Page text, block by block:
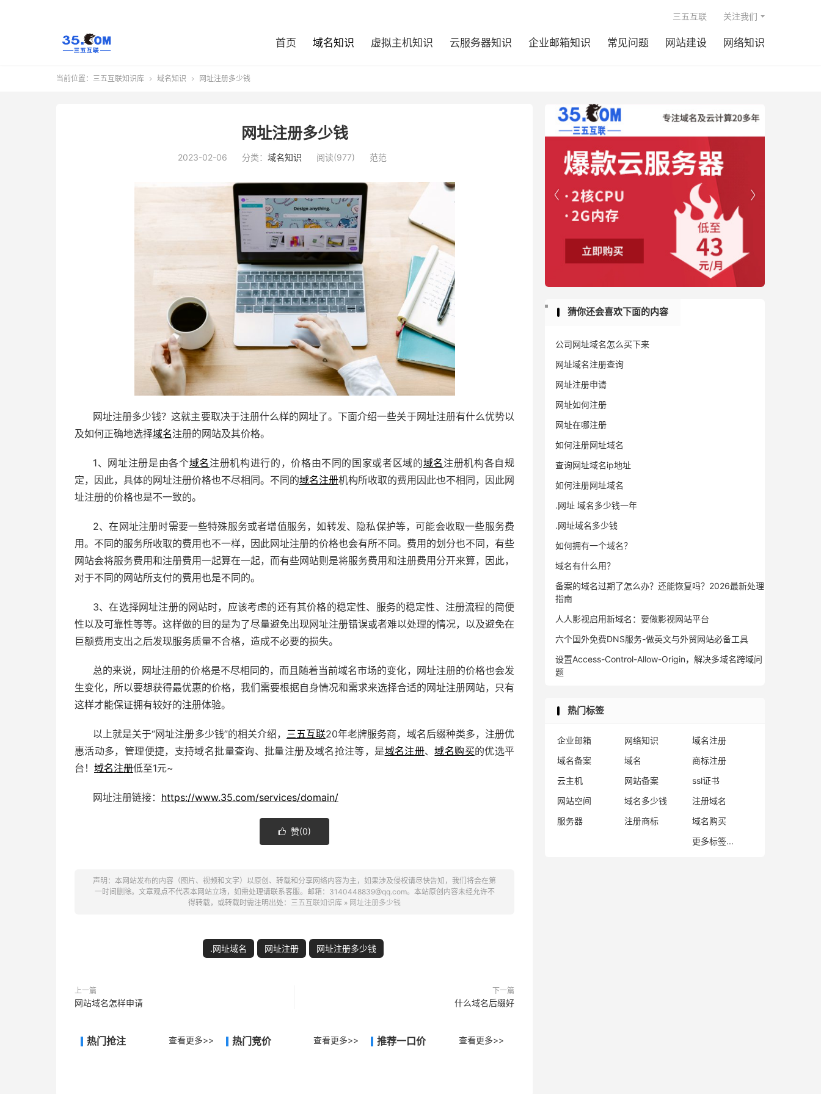
首页 域名知识 虚拟主机知识 云服务器知识 企业邮箱知识 常见问题 网站建设 网络知识
三五互联 关注我们
当前位置： 三五互联知识库  域名知识  网址注册多少钱
网址注册多少钱
2023-02-06 分类： 域名知识 阅读(977) 范范
网址注册多少钱？这就主要取决于注册什么样的网址了。下面介绍一些关于网址注册有什么优势以
及如何正确地选择域名注册的网站及其价格。
1、网址注册是由各个域名 注册机构进行的，价格由不同的国家或者区域的域名 注册机构各自规
定，因此，具体的网址注册价格也不尽相同。不同的域名注册机构所收取的费用因此也不相同，因此网
址注册的价格也是不一致的。
2、在网址注册时需要一些特殊服务或者增值服务，如转发、隐私保护等，可能会收取一些服务费
用。不同的服务所收取的费用也不一样，因此网址注册的价格也会有所不同。费用的划分也不同，有些
网站会将服务费用和注册费用一起算在一起，而有些网站则是将服务费用和注册费用分开来算，因此，
对于不同的网站所支付的费用也是不同的。
3、在选择网址注册的网站时，应该考虑的还有其价格的稳定性、服务的稳定性、注册流程的简便
性以及可靠性等等。这样做的目的是为了尽量避免出现网址注册错误或者难以处理的情况，以及避免在
巨额费用支出之后发现服务质量不合格，造成不必要的损失。
总的来说，网址注册的价格是不尽相同的，而且随着当前域名市场的变化，网址注册的价格也会发
生变化，所以要想获得最优惠的价格，我们需要根据自身情况和需求来选择合适的网址注册网站，只有
这样才能保证拥有较好的注册体验。
以上就是关于“网址注册多少钱”的相关介绍， 三五互联20年老牌服务商，域名后缀种类多，注册优
惠活动多，管理便捷，支持域名批量查询、批量注册及域名抢注等，是域名注册、域名购买的优选平
台！ 域名注册低至1元~
网址注册链接： https://www.35.com/services/domain/
 赞(0)
声明：本网站发布的内容（图片、视频和文字）以原创、转载和分享网络内容为主，如果涉及侵权请尽快告知，我们将会在第
一时间删除。文章观点不代表本网站立场，如需处理请联系客服。邮箱：3140448839@qq.com。本站原创内容未经允许不
得转载，或转载时需注明出处： 三五互联知识库 » 网址注册多少钱
.网址域名 网址注册 网址注册多少钱
上一篇
网站域名怎样申请
下一篇
什么域名后缀好
热门抢注 查看更多>> 热门竞价 查看更多>> 推荐一口价 查看更多>>


猜你还会喜欢下面的内容
公司网址域名怎么买下来
网址域名注册查询
网址注册申请
网址如何注册
网址在哪注册
如何注册网址域名
查询网址域名ip地址
如何注册网址域名
.网址 域名多少钱一年
.网址域名多少钱
如何拥有一个域名？
域名有什么用？
备案的域名过期了怎么办？还能恢复吗？2026最新处理
指南
人人影视启用新域名：要做影视网站平台
六个国外免费DNS服务-做英文与外贸网站必备工具
设置Access-Control-Allow-Origin，解决多域名跨域问
题
热门标签
企业邮箱 网络知识
域名注册
域名备案
域名
商标注册
云主机
网站备案
ssl证书
网站空间
域名多少钱
注册域名
服务器
注册商标
域名购买
更多标签...